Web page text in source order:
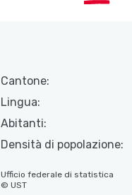
Cantone:
Lingua:
Abitanti:
Densità di popolazione:
Ufficio federale di statistica
© UST